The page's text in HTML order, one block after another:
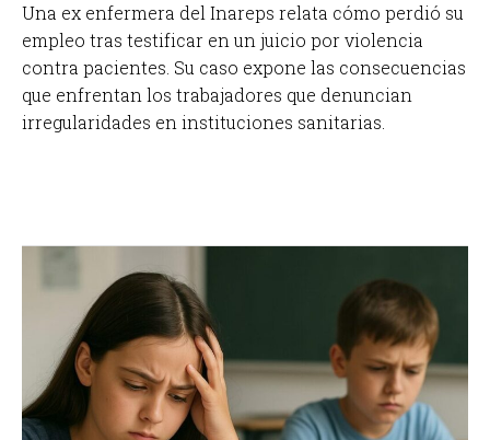
Una ex enfermera del Inareps relata cómo perdió su
empleo tras testificar en un juicio por violencia
contra pacientes. Su caso expone las consecuencias
que enfrentan los trabajadores que denuncian
irregularidades en instituciones sanitarias.